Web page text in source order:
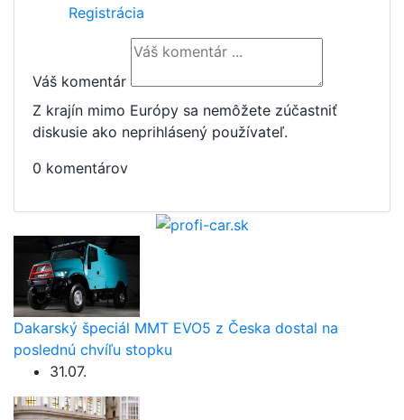
Registrácia
Váš komentár
Z krajín mimo Európy sa nemôžete zúčastniť
diskusie ako neprihlásený používateľ.
0 komentárov
Dakarský špeciál MMT EVO5 z Česka dostal na
poslednú chvíľu stopku
31.07.